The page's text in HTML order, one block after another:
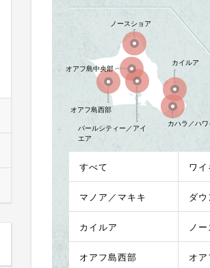
ノースショア
カイルア
カハラ／ハワ
パールシティー／アイ
エア
オアフ島西部
オアフ島中央部
すべて ワイ
マノア／マキキ ダウ
カイルア ノ
オアフ島西部 オ